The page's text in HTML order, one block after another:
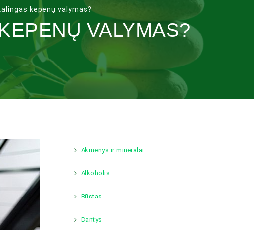
kepenų valymas?
VALYMAS?
Akmenys ir mineralai
Alkoholis
Būstas
Dantys